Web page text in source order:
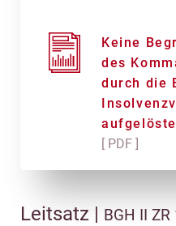
Keine
des
durch die
[ PDF ]
Leitsatz | BGH II